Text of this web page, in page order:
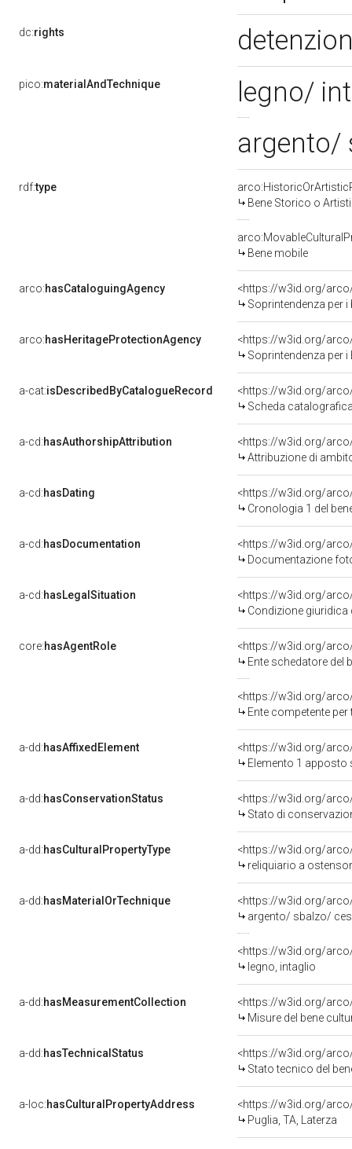
dc:rights
pico:materialAndTechnique
legno/
argento/
rdf:type
Bene Storico o
Bene mobile
arco:hasCataloguingAgency
<https://w3id.org/
Soprintendenza per
arco:hasHeritageProtectionAgency
<https://w3id.org/
Soprintendenza per
a-cat:isDescribedByCatalogueRecord
<https://w3id.org/
Scheda
a-cd:hasAuthorshipAttribution
<https://w3id.org/
Attribuzione di
a-cd:hasDating
<https://w3id.org/
Cronologia 1 del
a-cd:hasDocumentation
Documentazione
a-cd:hasLegalSituation
Condizione giuridica
core:hasAgentRole
<https://w3id.org/
Ente schedatore del
<https://w3id.org/
Ente competente per
a-dd:hasAffixedElement
<https://w3id.org/
Elemento 1 apposto
a-dd:hasConservationStatus
<https://w3id.org/
Stato di
a-dd:hasCulturalPropertyType
<https://w3id.org/
reliquiario a
a-dd:hasMaterialOrTechnique
<https://w3id.org/
argento/ sbalzo/
<https://w3id.org/
legno, intaglio
a-dd:hasMeasurementCollection
<https://w3id.org/
Misure del bene
a-dd:hasTechnicalStatus
<https://w3id.org/
Stato tecnico del
a-loc:hasCulturalPropertyAddress
<https://w3id.org/
Puglia, TA, Laterza